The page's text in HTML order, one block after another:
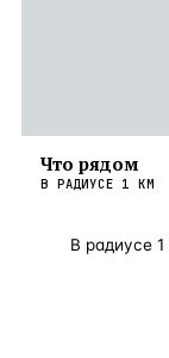
Что рядом
В РАДИУСЕ 1 КМ
В радиусе 1